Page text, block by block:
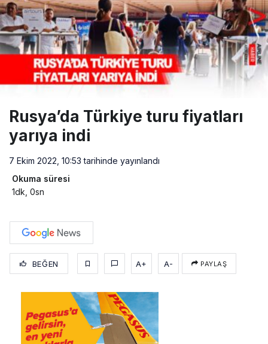
Rusya’da Türkiye turu fiyatları
yarıya indi
7 Ekim 2022, 10:53 tarihinde yayınlandı
Okuma süresi
1dk, 0sn
BEĞEN A+ A- PAYLAŞ